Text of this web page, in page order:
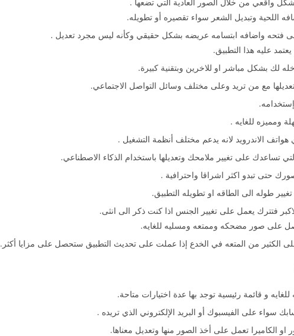
اللحية وتبديل الشعر سواء تقصيره أو تطويله.
فتحه واضافه ابتسامه عريضه بشكل حقيقي وكأنه ليس مجرد تعديل .
عليه هذا التطبيق.
لك بشكل مباشر او للاخرين وبتقنية كبيرة.
مع من تريد وعلى مختلف وسائل التواصل الاجتماعي.
ومميزه للغايه .
الاندرويد لانه يدعم مختلف أنظمة التشغيل .
تساعدك على تغيير ملامحك وتعديلها باستخدام الذكاء الاصطناعي.
حتى تبدو اكثر اشراقا واحترافية .
طوله الى الطاقه او تطويله التطبيق.
فتترك يعمل على تغيير الجنس اذا كنت ذكر الى انثى.
على صور مضحكه وممتعه ومسليه للغايه.
الكثير من المتعه في الخدع إذا عملت على تحديث التطبيق ستحصل على مزايا أكثر.
و قائمة رئيسية توجد بها عدة اختيارات متاحة.
سواء على الفيسبوك أو البريد الإلكتروني الذي تريده .
الكاميرا تعمل على أخذ الصور منها وتعديل معناها.